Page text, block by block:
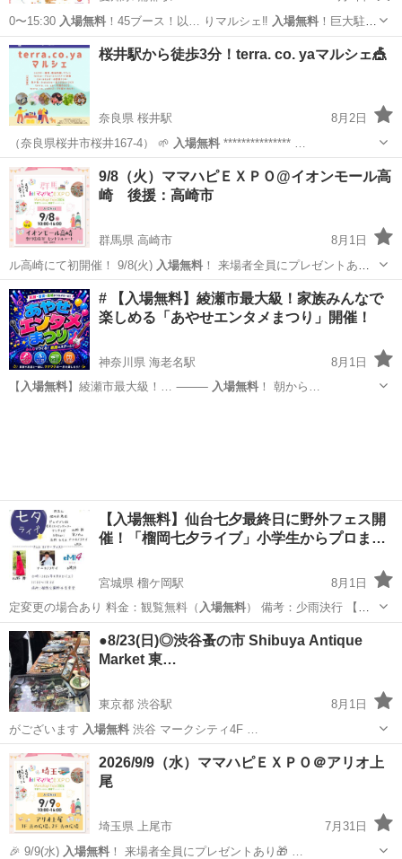
0〜15:30 入場無料！45ブース！以… りマルシェ‼️ 入場無料！巨大駐車
場無料… 0〜15:30入場無料！45ブース以上…
愛知 蒲郡市 蒲郡駅 地域/お祭り
桜井駅から徒歩3分！terra. co. yaマルシェ🎪
奈良県 桜井駅
8月2日
（奈良県桜井市桜井167-4） 🌱 入場無料 *************** …
奈良 桜井市 桜井駅 地域/お祭り マルシェ
9/8（火）ママハピＥＸＰＯ@イオンモール高
崎 後援：高崎市
群馬県 高崎市
8月1日
ル高崎にて初開催！ 9/8(火) 入場無料！ 来場者全員にプレゼントあり
…群馬 高崎市 育児 ママハピ
# 【入場無料】綾瀬市最大級！家族みんなで
楽しめる「あやせエンタメまつり」開催！
神奈川県 海老名駅
8月1日
【 入場無料 】綾瀬市最大級！… ⸻ 入場無料 ！ 朝から…
【入場無料】仙台七夕最終日に野外フェス開
催！「榴岡七夕ライブ」小学生からプロま…
宮城県 榴ケ岡駅
8月1日
定変更の場合あり 料金：観覧無料（ 入場無料） 備考：少雨決行 ​【主
催・お問…
宮城 仙台市 榴ケ岡駅 コンサート/ショー
●8/23(日)◎渋谷蚤の市 Shibuya Antique
Market 東…
東京都 渋谷駅
8月1日
がございます 入場無料 渋谷 マークシティ4F …
東京 渋谷区 フリーマーケット
2026/9/9（水）ママハピＥＸＰＯ＠アリオ上
尾
埼玉県 上尾市
7月31日
🎉 9/9(水) 入場無料！ 来場者全員にプレゼントあり🎁 …